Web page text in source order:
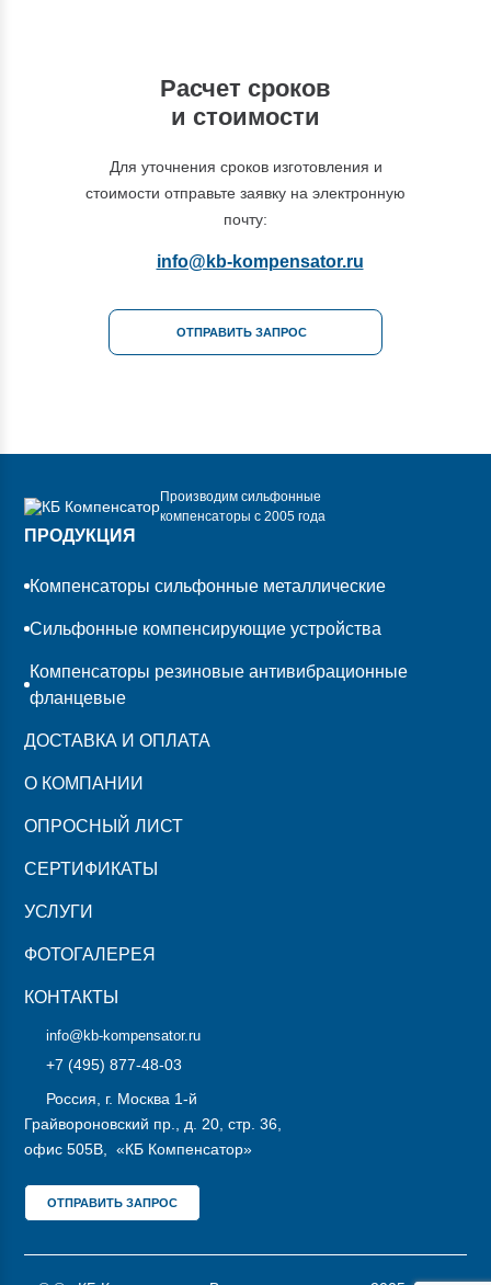
Расчет сроков
и стоимости
Для уточнения сроков изготовления и
стоимости отправьте заявку на электронную
почту:
info@kb-kompensator.ru
ОТПРАВИТЬ ЗАПРОС
Производим сильфонные
компенсаторы с 2005 года
ПРОДУКЦИЯ
Компенсаторы сильфонные металлические
Сильфонные компенсирующие устройства
Компенсаторы резиновые антивибрационные
фланцевые
ДОСТАВКА И ОПЛАТА
О КОМПАНИИ
ОПРОСНЫЙ ЛИСТ
СЕРТИФИКАТЫ
УСЛУГИ
ФОТОГАЛЕРЕЯ
КОНТАКТЫ
info@kb-kompensator.ru
+7 (495) 877-48-03
Россия, г. Москва 1-й
Грайвороновский пр., д. 20, стр. 36,
офис 505В, «КБ Компенсатор»
ОТПРАВИТЬ ЗАПРОС